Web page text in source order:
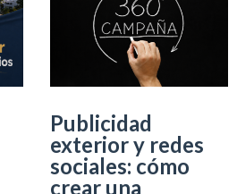
Publicidad
exterior y redes
sociales: cómo
crear una